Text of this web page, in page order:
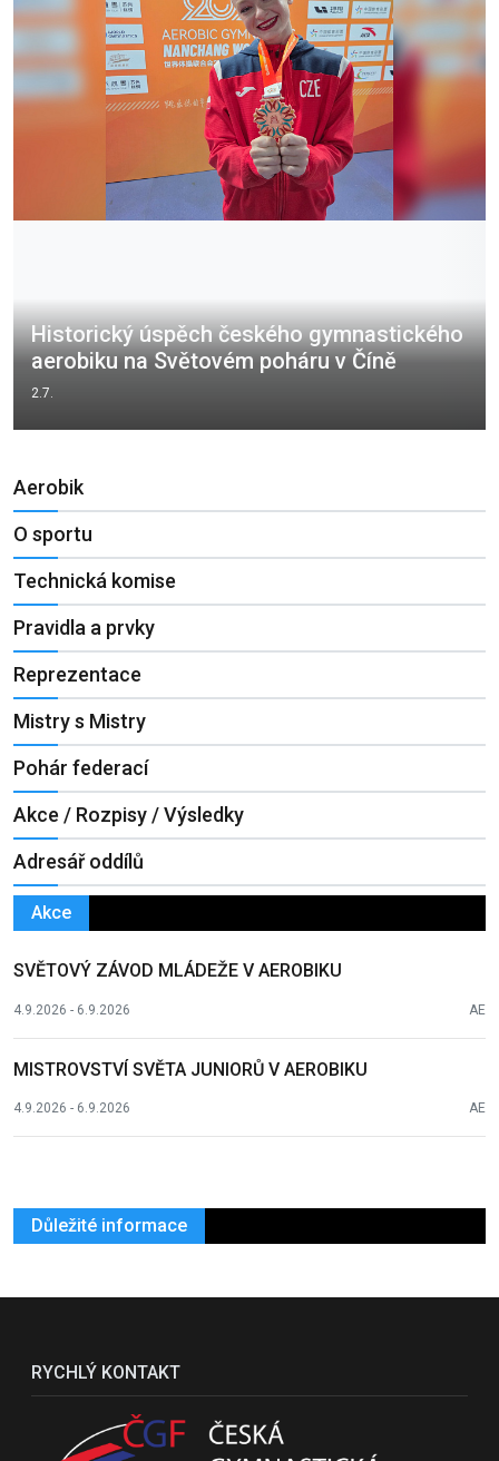
Historický úspěch českého gymnastického
aerobiku na Světovém poháru v Číně
2.7.
Aerobik
O sportu
Technická komise
Pravidla a prvky
Reprezentace
Mistry s Mistry
Pohár federací
Akce / Rozpisy / Výsledky
Adresář oddílů
Akce
SVĚTOVÝ ZÁVOD MLÁDEŽE V AEROBIKU
4.9.2026 - 6.9.2026 AE
MISTROVSTVÍ SVĚTA JUNIORŮ V AEROBIKU
4.9.2026 - 6.9.2026 AE
Důležité informace
RYCHLÝ KONTAKT